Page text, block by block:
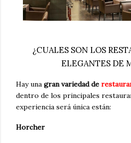
¿CUALES SON LOS
ELEGANTES DE
Hay una gran variedad de
dentro de los principales
experiencia será única están:
Horcher